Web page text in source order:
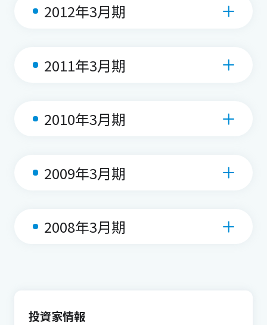
投資家情報
2012年3月期
2011年3月期
2010年3月期
2009年3月期
2008年3月期